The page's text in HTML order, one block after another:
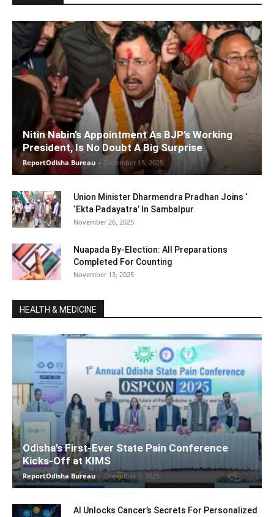
Nitin Nabin’s Appointment As BJP’s Working
President, Is No Doubt A Big Surprise
ReportOdisha Bureau - December 15, 2025
Union Minister Dharmendra Pradhan Joins ‘
‘Ekta Padayatra’ In Sambalpur
November 26, 2025
Nuapada By-Election: All Preparations
Completed For Counting
November 13, 2025
HEALTH & MEDICINE
Odisha’s First-Ever State Pain Conference
Kicks-Off at KIMS
ReportOdisha Bureau - December 7, 2025
AI Unlocks Cancer’s Secrets For Personalized